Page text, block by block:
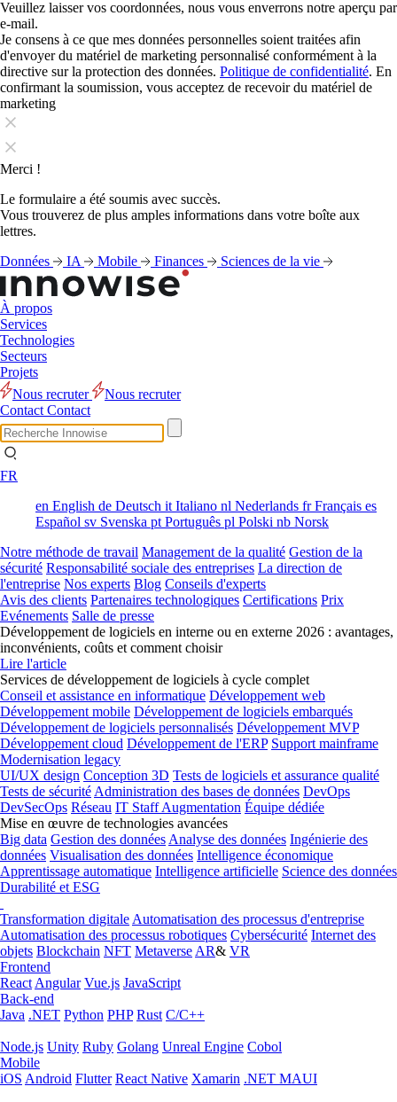
Veuillez laisser vos coordonnées, nous vous enverrons notre aperçu par
e-mail.
Je consens à ce que mes données personnelles soient traitées afin
d'envoyer du matériel de marketing personnalisé conformément à la
directive sur la protection des données. Politique de confidentialité. En
confirmant la soumission, vous acceptez de recevoir du matériel de
marketing
Merci !
Le formulaire a été soumis avec succès.
Vous trouverez de plus amples informations dans votre boîte aux
lettres.
Données
IA Mobile Finances Sciences de la vie
À propos
Services
Technologies
Secteurs
Projets
Nous recruter
Nous recruter
Contact Contact
FR
en English de Deutsch it Italiano nl Nederlands frFrançais es
Español sv Svenska pt Português pl Polski nb Norsk
Notre méthode de travail Management de la qualité Gestion de la
sécurité Responsabilité sociale des entreprises La direction de
l'entreprise Nos experts Blog Conseils d'experts
Avis des clients Partenaires technologiques Certifications Prix
Evénements Salle de presse
Développement de logiciels en interne ou en externe 2026 : avantages,
inconvénients, coûts et comment choisir
Lire l'article
Services de développement de logiciels à cycle complet
Conseil et assistance en informatique Développement web
Développement mobile Développement de logiciels embarqués
Développement de logiciels personnalisés Développement MVP
Développement cloud Développement de l'ERP Support mainframe
Modernisation legacy
UI/UX design Conception 3D Tests de logiciels et assurance qualité
Tests de sécurité Administration des bases de données DevOps
DevSecOps Réseau IT Staff Augmentation Équipe dédiée
Mise en œuvre de technologies avancées
Big data Gestion des données Analyse des données Ingénierie des
données Visualisation des données Intelligence économique
Apprentissage automatique Intelligence artificielle Science des données
Durabilité et ESG
Transformation digitale Automatisation des processus d'entreprise
Automatisation des processus robotiques Cybersécurité Internet des
objets Blockchain NFT Metaverse AR& VR
Frontend
React Angular Vue.js JavaScript
Back-end
Java .NET Python PHP Rust C/C++
Node.js Unity Ruby Golang Unreal Engine Cobol
Mobile
iOS Android Flutter React Native Xamarin .NET MAUI